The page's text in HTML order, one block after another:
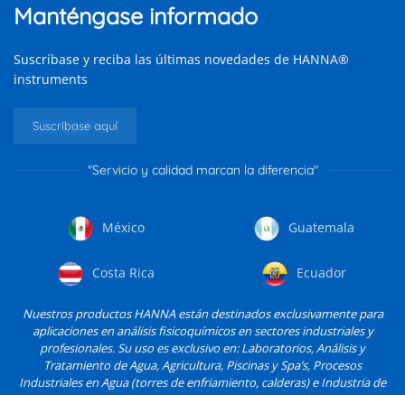
Manténgase informado
Suscríbase y reciba las últimas novedades de HANNA®
instruments
Suscríbase aquí
"Servicio y calidad marcan la diferencia"
México Guatemala
Costa Rica Ecuador
Nuestros productos HANNA están destinados exclusivamente para
aplicaciones en análisis fisicoquímicos en sectores industriales y
profesionales. Su uso es exclusivo en: Laboratorios, Análisis y
Tratamiento de Agua, Agricultura, Piscinas y Spa’s, Procesos
Industriales en Agua (torres de enfriamiento, calderas) e Industria de